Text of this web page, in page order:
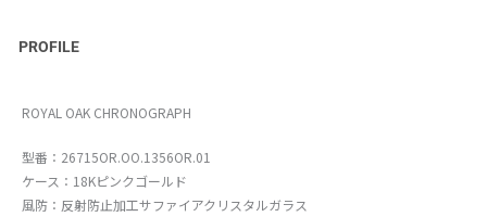
PROFILE
ROYAL OAK CHRONOGRAPH
型番：26715OR.OO.1356OR.01
ケース：18Kピンクゴールド
風防：反射防止加工サファイアクリスタルガラス